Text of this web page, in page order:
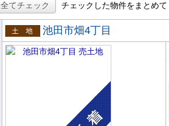
全てチェック チェックした物件をまとめて
売土地
池田市畑4丁目